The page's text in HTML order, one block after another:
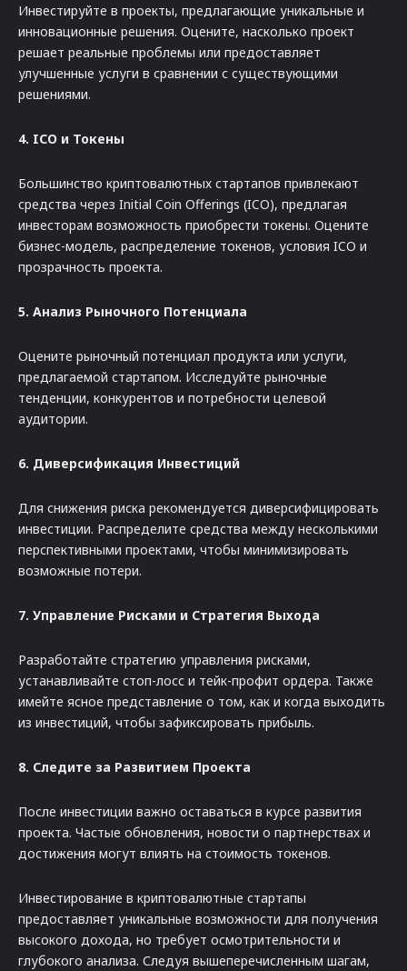
Инвестируйте в проекты, предлагающие уникальные и
инновационные решения. Оцените, насколько проект
решает реальные проблемы или предоставляет
улучшенные услуги в сравнении с существующими
решениями.
4. ICO и Токены
Большинство криптовалютных стартапов привлекают
средства через Initial Coin Offerings (ICO), предлагая
инвесторам возможность приобрести токены. Оцените
бизнес-модель, распределение токенов, условия ICO и
прозрачность проекта.
5. Анализ Рыночного Потенциала
Оцените рыночный потенциал продукта или услуги,
предлагаемой стартапом. Исследуйте рыночные
тенденции, конкурентов и потребности целевой
аудитории.
6. Диверсификация Инвестиций
Для снижения риска рекомендуется диверсифицировать
инвестиции. Распределите средства между несколькими
перспективными проектами, чтобы минимизировать
возможные потери.
7. Управление Рисками и Стратегия Выхода
Разработайте стратегию управления рисками,
устанавливайте стоп-лосс и тейк-профит ордера. Также
имейте ясное представление о том, как и когда выходить
из инвестиций, чтобы зафиксировать прибыль.
8. Следите за Развитием Проекта
После инвестиции важно оставаться в курсе развития
проекта. Частые обновления, новости о партнерствах и
достижения могут влиять на стоимость токенов.
Инвестирование в криптовалютные стартапы
предоставляет уникальные возможности для получения
высокого дохода, но требует осмотрительности и
глубокого анализа. Следуя вышеперечисленным шагам,